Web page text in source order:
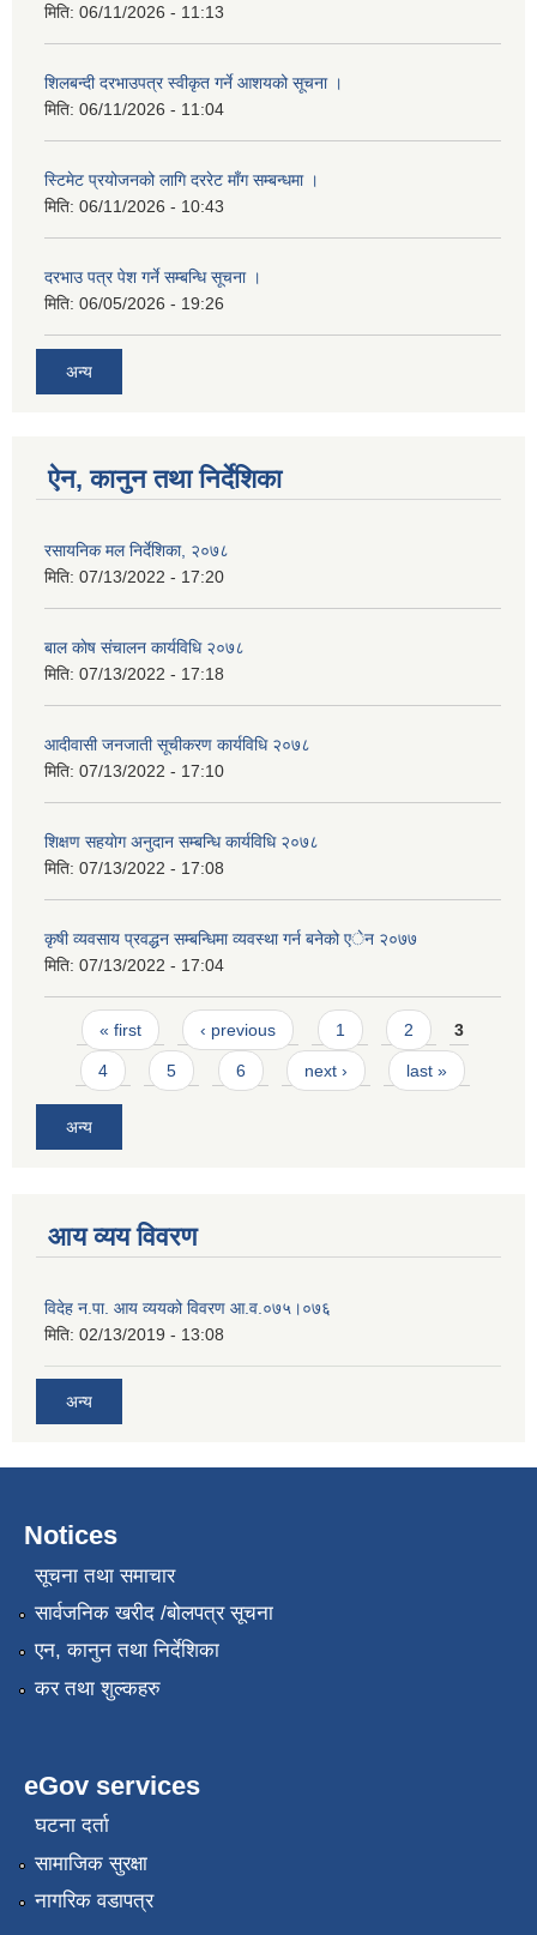
मिति: 06/11/2026 - 11:13
शिलबन्दी दरभाउपत्र स्वीकृत गर्ने आशयको सूचना ।
मिति: 06/11/2026 - 11:04
स्टिमेट प्रयोजनको लागि दररेट माँग सम्बन्धमा ।
मिति: 06/11/2026 - 10:43
दरभाउ पत्र पेश गर्ने सम्बन्धि सूचना ।
मिति: 06/05/2026 - 19:26
अन्य
ऐन, कानुन तथा निर्देशिका
रसायनिक मल निर्देशिका, २०७८
मिति: 07/13/2022 - 17:20
बाल काेष संचालन कार्यविधि २०७८
मिति: 07/13/2022 - 17:18
आदीवासी जनजाती सूचीकरण कार्यविधि २०७८
मिति: 07/13/2022 - 17:10
शिक्षण सहयाेग अनुदान सम्बन्धि कार्यविधि २०७८
मिति: 07/13/2022 - 17:08
कृषी व्यवसाय प्रवद्धन सम्बन्धिमा व्यवस्था गर्न बनेको एेन २०७७
मिति: 07/13/2022 - 17:04
Pages
« first ‹ previous 1 2 3
4 5 6 next › last »
अन्य
आय व्यय विवरण
विदेह न.पा. आय व्ययको विवरण आ.व.०७५।०७६
मिति: 02/13/2019 - 13:08
अन्य
Notices
सूचना तथा समाचार
सार्वजनिक खरीद /बोलपत्र सूचना
एन, कानुन तथा निर्देशिका
कर तथा शुल्कहरु
eGov services
घटना दर्ता
सामाजिक सुरक्षा
नागरिक वडापत्र